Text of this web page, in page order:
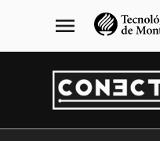
navegación
principal
menu